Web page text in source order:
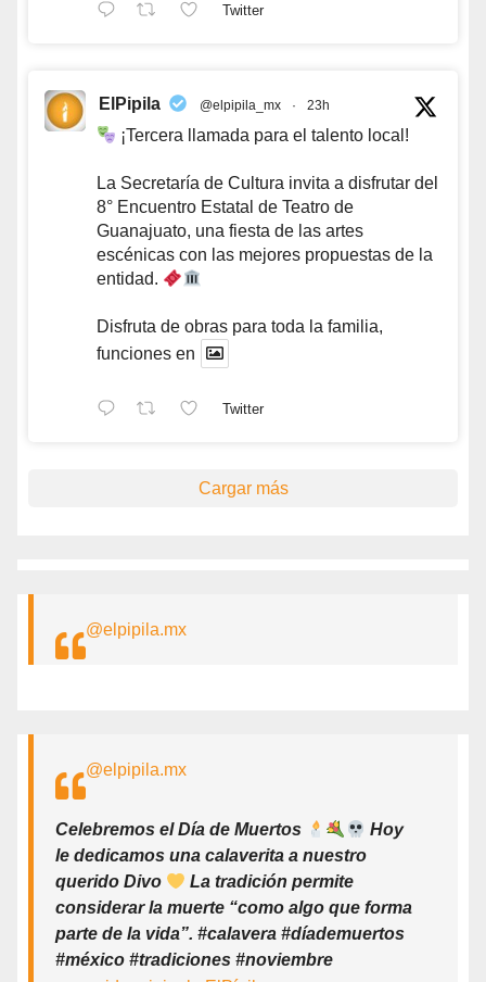
Twitter
ElPipila @elpipila_mx · 23h
¡Tercera llamada para el talento local!
La Secretaría de Cultura invita a disfrutar del
8° Encuentro Estatal de Teatro de
Guanajuato, una fiesta de las artes
escénicas con las mejores propuestas de la
entidad.
Disfruta de obras para toda la familia,
funciones en
Twitter
Cargar más
@elpipila.mx
@elpipila.mx
Celebremos el Día de Muertos
Hoy
le dedicamos una calaverita a nuestro
querido Divo
La tradición permite
considerar la muerte “como algo que forma
parte de la vida”. #calavera #díademuertos
#méxico #tradiciones #noviembre